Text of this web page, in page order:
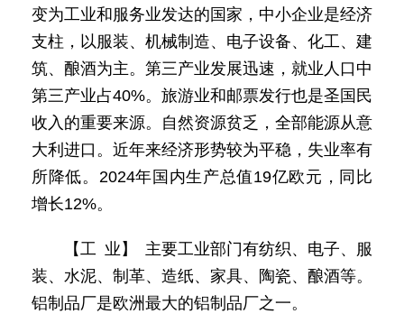
变为工业和服务业发达的国家，中小企业是经济
支柱，以服装、机械制造、电子设备、化工、建
筑、酿酒为主。第三产业发展迅速，就业人口中
第三产业占40%。旅游业和邮票发行也是圣国民
收入的重要来源。自然资源贫乏，全部能源从意
大利进口。近年来经济形势较为平稳，失业率有
所降低。2024年国内生产总值19亿欧元，同比
增长12%。
【工 业】 主要工业部门有纺织、电子、服
装、水泥、制革、造纸、家具、陶瓷、酿酒等。
铝制品厂是欧洲最大的铝制品厂之一。